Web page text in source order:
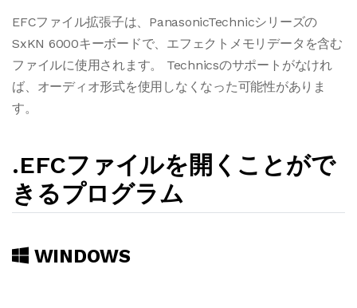
EFCファイル拡張子は、PanasonicTechnicシリーズの
SxKN 6000キーボードで、エフェクトメモリデータを含む
ファイルに使用されます。 Technicsのサポートがなけれ
ば、オーディオ形式を使用しなくなった可能性がありま
す。
.EFCファイルを開くことがで
きるプログラム
WINDOWS